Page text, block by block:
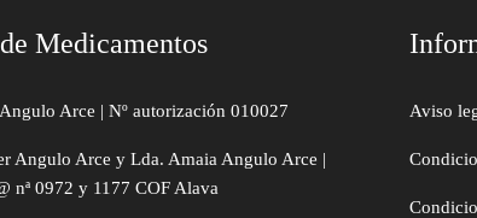
Medicamentos
Arce | Nº autorización 010027
Angulo Arce y Lda. Amaia Angulo Arce |
nª 0972 y 1177 COF Alava
Aviso